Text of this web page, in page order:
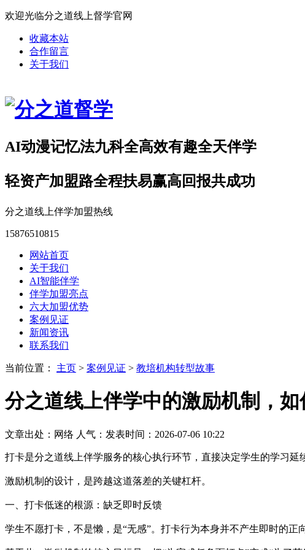
欢迎光临分之道线上督学官网
收藏本站
合作留言
关于我们
AI动漫记忆法九科全高效有趣全天伴学
轻资产加盟路全程扶易赢高回报共成功
分之道线上伴学加盟热线
15876510815
网站首页
关于我们
AI智能伴学
伴学加盟亮点
六大加盟优势
案例见证
新闻资讯
联系我们
当前位置： 主页 > 案例见证 > 教培机构转型故事
分之道线上伴学中的激励机制，
文章出处：网络 人气： 发表时间：2026-07-06 10:22
打卡是分之道线上伴学服务的核心执行环节，直接决定学生的学习延
激励机制的设计，是跨越这道落差的关键杠杆。
一、打卡低迷的根源：缺乏即时反馈
学生不愿打卡，不是懒，是“无感”。打卡行为本身并不产生即时的正